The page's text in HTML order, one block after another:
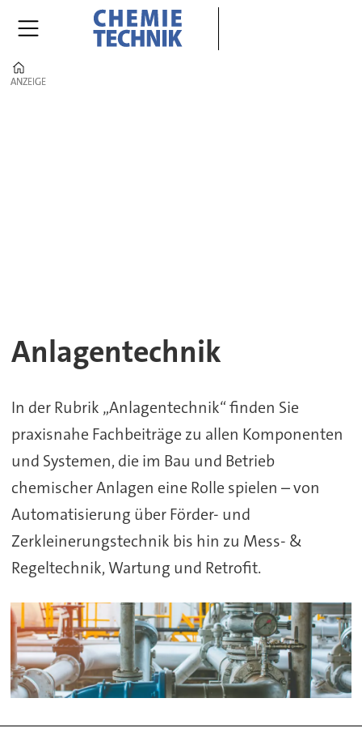
ANZEIGE
Systeme
Betrieb
chemischer
Anlagen
ANZEIGE
Anlagentechnik
In der Rubrik „Anlagentechnik“ finden Sie
praxisnahe Fachbeiträge zu allen Komponenten
und Systemen, die im Bau und Betrieb
chemischer Anlagen eine Rolle spielen – von
Automatisierung über Förder- und
Zerkleinerungstechnik bis hin zu Mess- &
Regeltechnik, Wartung und Retrofit.